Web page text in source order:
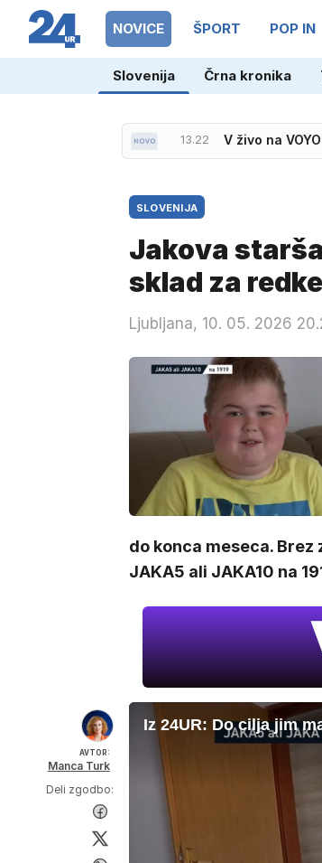
NOVICE ŠPORT POP IN
Slovenija Črna kronika
13.22 V živo na
12.49 Je hčerka z
SLOVENIJA
Jakova
sklad za
Ljubljana, 10. 05. 2026
do konca meseca.
JAKA5 ali JAKA10 na
AVTOR:
Manca Turk
Deli zgodbo:
Iz 24UR: Do cilja jim